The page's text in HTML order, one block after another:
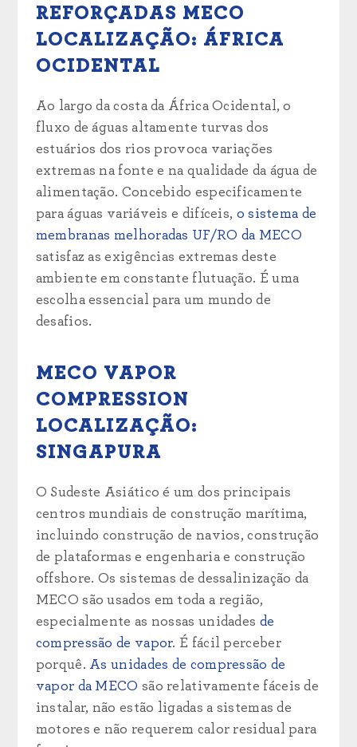
REFORÇADAS MECO
LOCALIZAÇÃO: ÁFRICA
OCIDENTAL
Ao largo da costa da África Ocidental, o
fluxo de águas altamente turvas dos
estuários dos rios provoca variações
extremas na fonte e na qualidade da água de
alimentação. Concebido especificamente
para águas variáveis e difíceis, o sistema de
membranas melhoradas UF/RO da MECO
satisfaz as exigências extremas deste
ambiente em constante flutuação. É uma
escolha essencial para um mundo de
desafios.
MECO VAPOR
COMPRESSION
LOCALIZAÇÃO:
SINGAPURA
O Sudeste Asiático é um dos principais
centros mundiais de construção marítima,
incluindo construção de navios, construção
de plataformas e engenharia e construção
offshore. Os sistemas de dessalinização da
MECO são usados em toda a região,
especialmente as nossas unidades de
compressão de vapor. É fácil perceber
porquê. As unidades de compressão de
vapor da MECO são relativamente fáceis de
instalar, não estão ligadas a sistemas de
motores e não requerem calor residual para